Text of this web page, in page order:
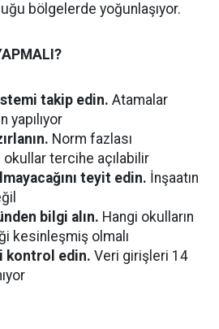
bölgelerde yoğunlaşıyor.
takip edin. Atamalar
yapılıyor
Norm fazlası
okullar tercihe açılabilir
teyit edin. İnşaatın
bilgi alın. Hangi okulların
kesinleşmiş olmalı
kontrol edin. Veri girişleri 14